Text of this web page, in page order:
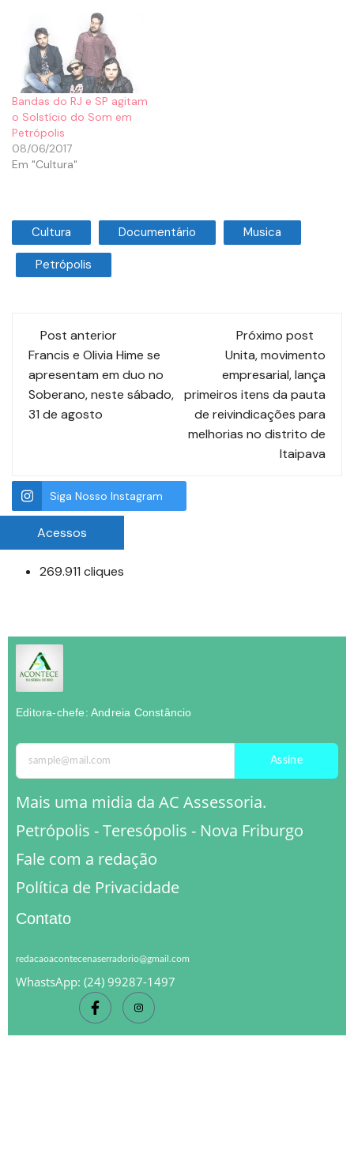
Bandas do RJ e SP agitam
o Solstício do Som em
Petrópolis
08/06/2017
Em "Cultura"
Cultura Documentário Musica
Petrópolis
Post anterior
Francis e Olivia Hime se
apresentam em duo no
Soberano, neste sábado,
31 de agosto
Próximo post
Unita, movimento
empresarial, lança
primeiros itens da pauta
de reivindicações para
melhorias no distrito de
Itaipava
Siga Nosso Instagram
Acessos
269.911 cliques
Editora-chefe: Andreia Constâncio
Assine
Mais uma midia da AC Assessoria.
Petrópolis - Teresópolis - Nova Friburgo
Fale com a redação
Política de Privacidade
Contato
redacaoacontecenaserradorio@gmail.com
WhastsApp: (24) 99287-1497